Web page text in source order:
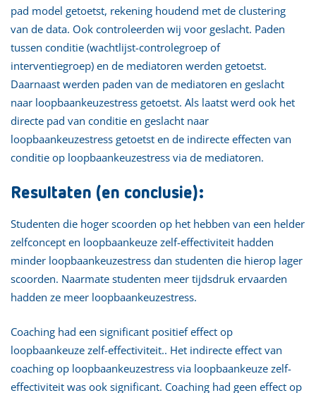
pad model getoetst, rekening houdend met de clustering
van de data. Ook controleerden wij voor geslacht. Paden
tussen conditie (wachtlijst-controlegroep of
interventiegroep) en de mediatoren werden getoetst.
Daarnaast werden paden van de mediatoren en geslacht
naar loopbaankeuzestress getoetst. Als laatst werd ook het
directe pad van conditie en geslacht naar
loopbaankeuzestress getoetst en de indirecte effecten van
conditie op loopbaankeuzestress via de mediatoren.
Resultaten (en conclusie):
Studenten die hoger scoorden op het hebben van een helder
zelfconcept en loopbaankeuze zelf-effectiviteit hadden
minder loopbaankeuzestress dan studenten die hierop lager
scoorden. Naarmate studenten meer tijdsdruk ervaarden
hadden ze meer loopbaankeuzestress.
Coaching had een significant positief effect op
loopbaankeuze zelf-effectiviteit.. Het indirecte effect van
coaching op loopbaankeuzestress via loopbaankeuze zelf-
effectiviteit was ook significant. Coaching had geen effect op